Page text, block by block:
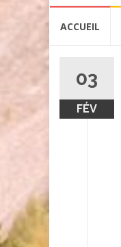
ACCUEIL
03
FÉV